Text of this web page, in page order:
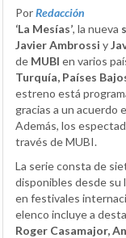
PorRedacción
‘La Mesías’, la nueva
Javier Ambrossi y
de MUBI en varios
Turquía, Países
estreno está
gracias a un
Además, los
través de MUBI.
La serie consta de
disponibles desde su
en festivales
elenco incluye a
Roger Casamajor,